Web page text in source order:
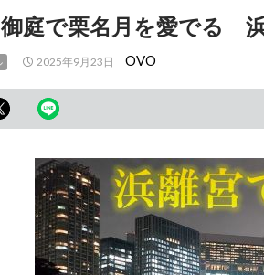
庭で栗名月を愛でる
2025年9月23日 OVO